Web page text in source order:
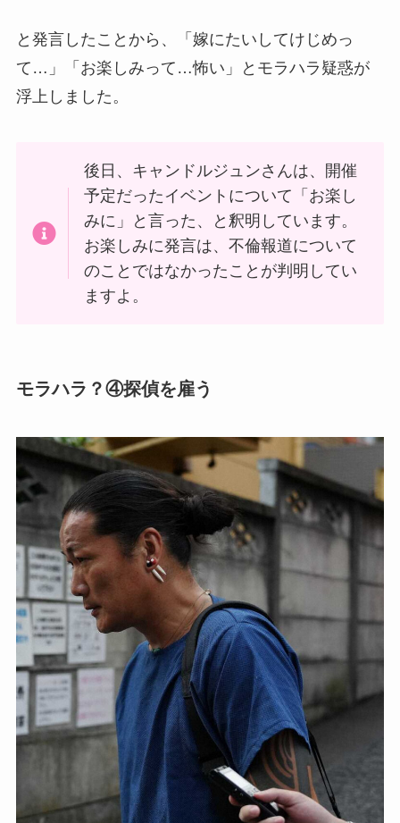
と発言したことから、「嫁にたいしてけじめっ
て…」「お楽しみって…怖い」とモラハラ疑惑が
浮上しました。
後日、キャンドルジュンさんは、開催
予定だったイベントについて「お楽し
みに」と言った、と釈明しています。
お楽しみに発言は、不倫報道について
のことではなかったことが判明してい
ますよ。
モラハラ？④探偵を雇う